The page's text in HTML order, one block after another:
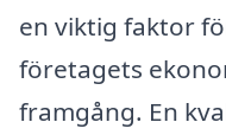
en viktig faktor
företagets
framgång. En